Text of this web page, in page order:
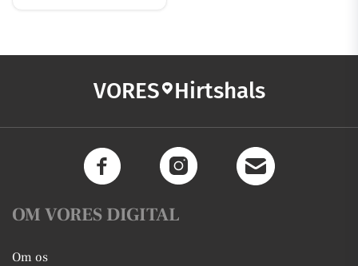
VORES Hirtshals
OM VORES DIGITAL
Om os